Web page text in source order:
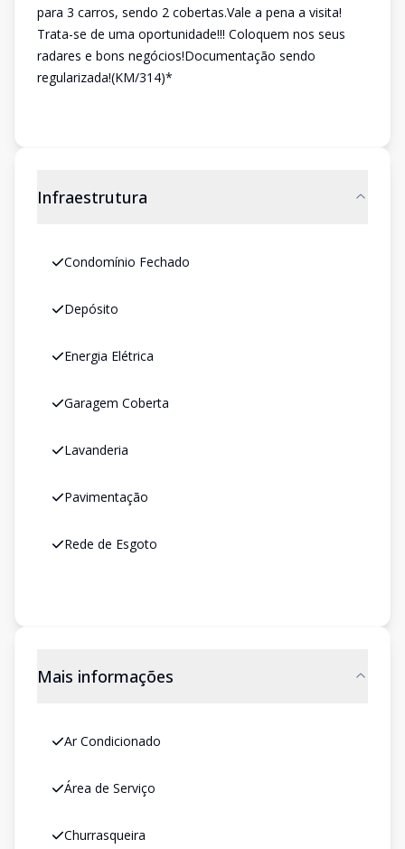
para 3 carros, sendo 2 cobertas.Vale a pena a visita!
Trata-se de uma oportunidade!!! Coloquem nos seus
radares e bons negócios!Documentação sendo
regularizada!(KM/314)*
Infraestrutura
Condomínio Fechado
Depósito
Energia Elétrica
Garagem Coberta
Lavanderia
Pavimentação
Rede de Esgoto
Mais informações
Ar Condicionado
Área de Serviço
Churrasqueira